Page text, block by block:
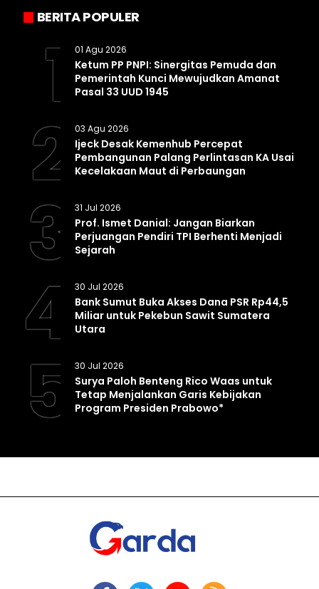
BERITA POPULER
1 01 Agu 2026
Ketum PP PNPI: Sinergitas Pemuda dan
Pemerintah Kunci Mewujudkan Amanat
Pasal 33 UUD 1945
2 03 Agu 2026
Ijeck Desak Kemenhub Percepat
Pembangunan Palang Perlintasan KA Usai
Kecelakaan Maut di Perbaungan
3 31 Jul 2026
Prof. Ismet Danial: Jangan Biarkan
Perjuangan Pendiri TPI Berhenti Menjadi
Sejarah
4 30 Jul 2026
Bank Sumut Buka Akses Dana PSR Rp44,5
Miliar untuk Pekebun Sawit Sumatera
Utara
5 30 Jul 2026
Surya Paloh Benteng Rico Waas untuk
Tetap Menjalankan Garis Kebijakan
Program Presiden Prabowo*